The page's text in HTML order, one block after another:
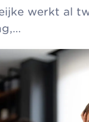
werkt al